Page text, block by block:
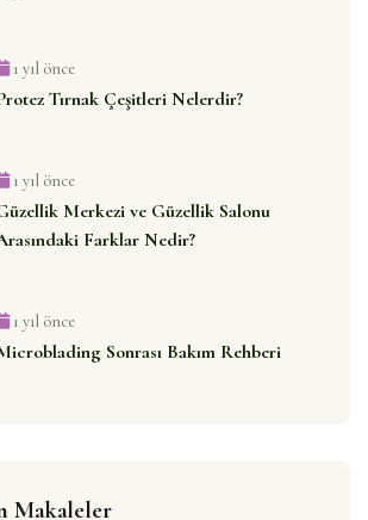
1 yıl önce
Tırnak Çeşitleri Nelerdir?
1 yıl önce
Merkezi ve Güzellik Salonu
Farklar Nedir?
1 yıl önce
Sonrası Bakım Rehberi
Makaleler